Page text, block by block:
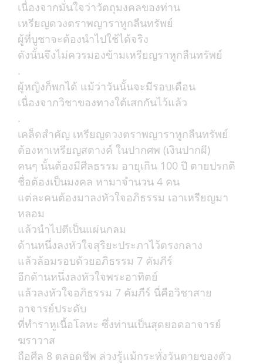
เนื่องจากมั่นใจว่าวัตถุมงคลของท่าน
เหรียญดวงตราพญาราหูกลืนทรัพย์
ผู้ที่บูชาจะต้องนำไปใช้ได้จริง
ดังนั้นจึงไม่ควรมองข้ามเหรียญราหูกลืนทรัพย์
.
ผู้หญิงก็พกได้ แม้ว่าวันนั้นจะมีรอบเดือน
เนื่องจากวิชาของทางใต้เสกกันไว้แล้ว
.
เคล็ดสำคัญ เหรียญดวงตราพญาราหูกลืนทรัพย์
ต้องหาเหรียญสตางค์ ในปากศพ (เงินปากผี)
คนๆ นั้นต้องมีศีลธรรม อายุเกิน 100 ปี ตายปรกติ
ชื่อต้องเป็นมงคล หามาจำนวน 4 คน
แต่ละคนต้องมาลงหัวใจอภิธรรม เอาเหรียญมา
หลอม
แล้วนำไปตีเป็นแผ่นกลม
ด้านหนึ่งลงหัวใจสุริยะประภาไว้ตรงกลาง
แล้วล้อมรอบด้วยอภิธรรม 7 คัมภีร์
อีกด้านหนึ่งลงหัวใจพระอาทิตย์
แล้วลงหัวใจอภิธรรม 7 คัมภีร์ นี่คือวิชาสาย
อาจารย์ประดับ
ที่ทำราหูเนื้อโลหะ ซึ่งท่านเป็นสุดยอดอาจารย์
ฆราวาส
ถือศีล 8 ตลอดชีพ ล่วงรู้แม้กระทั่งวันตายของตัว